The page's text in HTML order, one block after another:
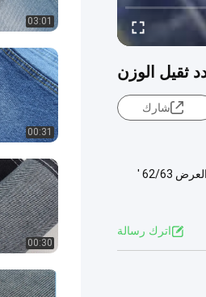
شارك
12.5 OZ Heavey الوزن الكبير تمتد قماش الدنيم الأزرق الداكن للرجال السراويل وصف المنتج: نموذج رقم. M0320-5 وزن 12.5 أوقية العرض 62/63 '
اترك رسالة
03:01
00:31
00:30